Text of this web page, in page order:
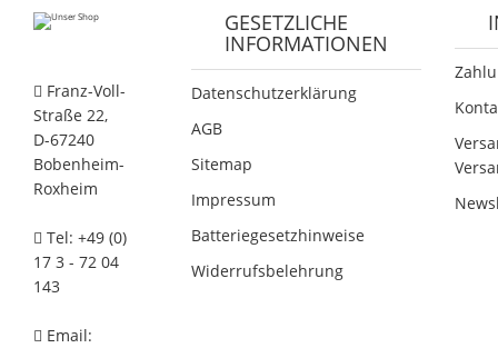
Franz-Voll-
Straße 22,
D-67240
Bobenheim-
Roxheim
Tel: +49 (0)
17 3 - 72 04
143
Email:
GESETZLICHE
INFORMATIONEN
Datenschutzerklärung
AGB
Sitemap
Impressum
Batteriegesetzhinweise
Widerrufsbelehrung